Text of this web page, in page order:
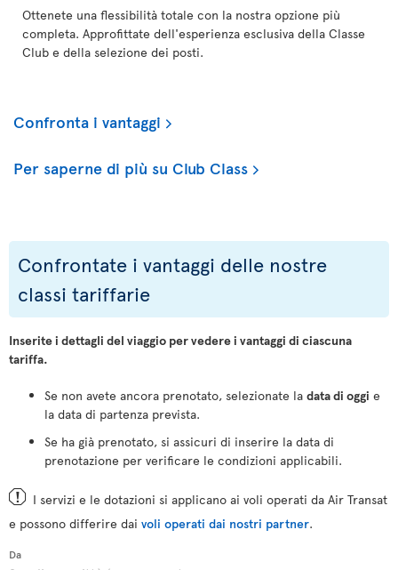
Ottenete una flessibilità totale con la nostra opzione più
completa. Approfittate dell'esperienza esclusiva della Classe
Club e della selezione dei posti.
Confronta i vantaggi
Per saperne di più su Club Class
Confrontate i vantaggi delle nostre
classi tariffarie
Inserite i dettagli del viaggio per vedere i vantaggi di ciascuna
tariffa.
Se non avete ancora prenotato, selezionate la data di oggi e
la data di partenza prevista.
Se ha già prenotato, si assicuri di inserire la data di
prenotazione per verificare le condizioni applicabili.
I servizi e le dotazioni si applicano ai voli operati da Air Transat
e possono differire dai voli operati dai nostri partner.
Da